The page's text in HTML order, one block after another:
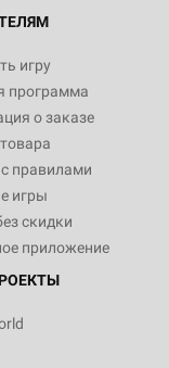
игру
программа
о заказе
правилами
игры
скидки
приложение